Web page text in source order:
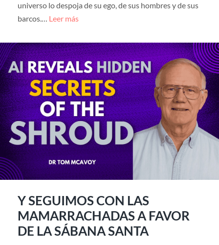
universo lo despoja de su ego, de sus hombres y de sus
barcos.… Leer más
Y SEGUIMOS CON LAS
MAMARRACHADAS A FAVOR
DE LA SÁBANA SANTA